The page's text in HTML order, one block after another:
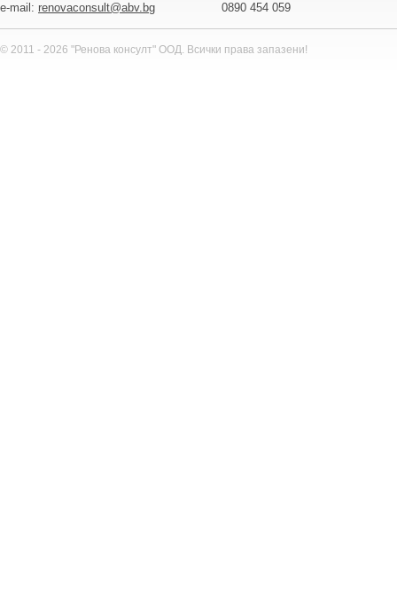
e-mail: renovaconsult@abv.bg
0890 454 059
© 2011 - 2026 "Ренова консулт" ООД. Всички права запазени!